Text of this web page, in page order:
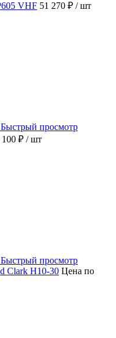
VHF 51 270 ₽ / шт
Быстрый просмотр
100 ₽ / шт
Быстрый просмотр
Clark H10-30 Цена по